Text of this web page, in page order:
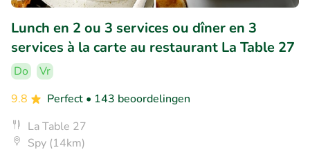
Lunch en 2 ou 3 services ou dîner en 3
services à la carte au restaurant La Table 27
Do
Vr
9.8
Perfect • 143 beoordelingen
La Table 27
Spy (14km)